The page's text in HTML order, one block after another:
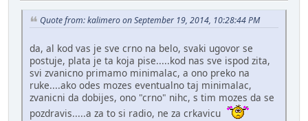
Quote from: kalimero on September 19, 2014, 10:28:44 PM
da, al kod vas je sve crno na belo, svaki ugovor se
postuje, plata je ta koja pise.....kod nas sve ispod zita,
svi zvanicno primamo minimalac, a ono preko na
ruke....ako odes mozes eventualno taj minimalac,
zvanicni da dobijes, ono "crno" nihc, s tim mozes da se
pozdravis.....a za to si radio, ne za crkavicu